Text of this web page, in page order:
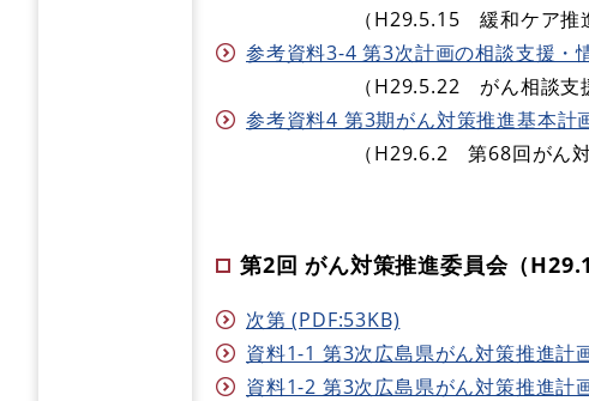
（H29.5.15 緩和ケア推進会
参考資料3-4 第3次計画の相談支援・
（H29.5.22 がん相談支援・情
参考資料4 第3期がん対策推進基本計
（H29.6.2 第68回がん対策推
第2回 がん対策推進委員会（
次第 (PDF:53KB)
資料1-1 第3次広島県がん対策推進計
資料1-2 第3次広島県がん対策推進計